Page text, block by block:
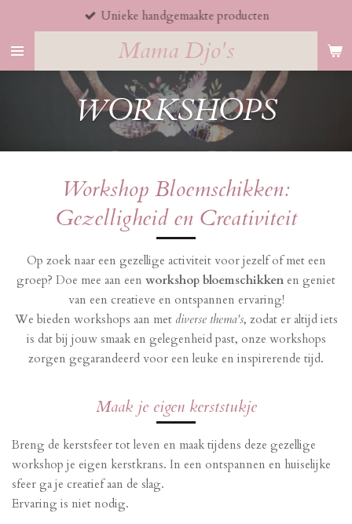
naar
hoofdinhoud
Mama Djo's
Unieke handgemaakte producten
WORKSHOPS
Workshop Bloemschikken:
Gezelligheid en Creativiteit
Op zoek naar een gezellige activiteit voor jezelf of met een
groep? Doe mee aan een workshop bloemschikken en geniet
van een creatieve en ontspannen ervaring!
We bieden workshops aan met diverse thema's, zodat er altijd iets
is dat bij jouw smaak en gelegenheid past, onze workshops
zorgen gegarandeerd voor een leuke en inspirerende tijd.
Maak je eigen kerststukje
Breng de kerstsfeer tot leven en maak tijdens deze gezellige
workshop je eigen kerstkrans. In een ontspannen en huiselijke
sfeer ga je creatief aan de slag.
Ervaring is niet nodig.